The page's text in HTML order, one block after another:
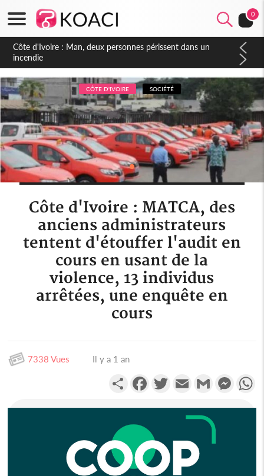
0
Côte d'Ivoire : Séileu, la célébration de la fête nationale
transformée en vaste campagne contre les produits
dépigmentants dangereux
CÔTE D'IVOIRE SOCIÉTÉ
Côte d'Ivoire : MATCA, des
anciens administrateurs
tentent d'étouffer l'audit en
cours en usant de la
violence, 13 individus
arrêtées, une enquête en
cours
7338 Vues Il y a 1 an
PartagerFacebookTwitterEmail Gmail